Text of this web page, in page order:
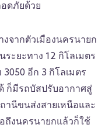
ดภัยด้วย
จากตัวเมืองนครนายก
ระยะทาง 12 กิโลเมตร
อีก 3 กิโลเมตร
ก็มีรถบัสปรับอากาศสู่
านีขนส่งสายเหนือและ
ถึงนครนายกแล้วก็ใช้